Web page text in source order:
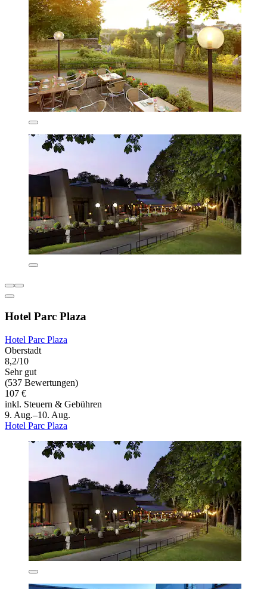
Hotel Parc Plaza
Hotel Parc Plaza
Oberstadt
8,2/10
Sehr gut
(537 Bewertungen)
107 €
inkl. Steuern & Gebühren
9. Aug.–10. Aug.
Hotel Parc Plaza